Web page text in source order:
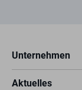
Unternehmen
Aktuelles